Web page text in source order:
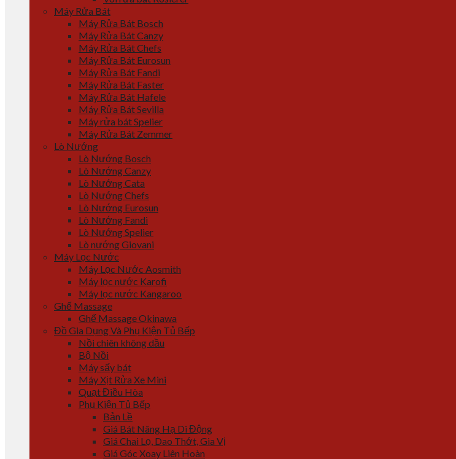
Máy Rửa Bát
Máy Rửa Bát Bosch
Máy Rửa Bát Canzy
Máy Rửa Bát Chefs
Máy Rửa Bát Eurosun
Máy Rửa Bát Fandi
Máy Rửa Bát Faster
Máy Rửa Bát Hafele
Máy Rửa Bát Sevilla
Máy rửa bát Spelier
Máy Rửa Bát Zemmer
Lò Nướng
Lò Nướng Bosch
Lò Nướng Canzy
Lò Nướng Cata
Lò Nướng Chefs
Lò Nướng Eurosun
Lò Nướng Fandi
Lò Nướng Spelier
Lò nướng Giovani
Máy Lọc Nước
Máy Lọc Nước Aosmith
Máy lọc nước Karofi
Máy lọc nước Kangaroo
Ghế Massage
Ghế Massage Okinawa
Đồ Gia Dụng Và Phụ Kiện Tủ Bếp
Nồi chiên không dầu
Bộ Nồi
Máy sấy bát
Máy Xịt Rửa Xe Mini
Quạt Điều Hòa
Phụ Kiện Tủ Bếp
Bản Lề
Giá Bát Nâng Hạ Di Động
Giá Chai Lọ, Dao Thớt, Gia Vị
Giá Góc Xoay Liên Hoàn